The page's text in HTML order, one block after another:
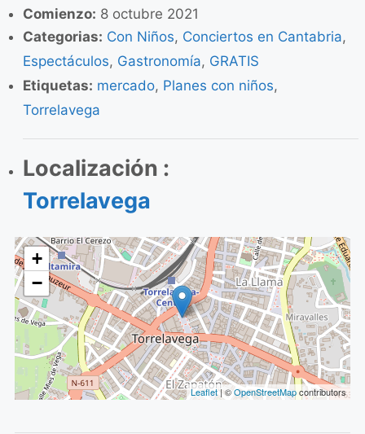
Comienzo: 8 octubre 2021
Categorias: Con Niños, Conciertos en Cantabria,
Espectáculos, Gastronomía, GRATIS
Etiquetas: mercado, Planes con niños,
Torrelavega
Localización :
Torrelavega
+
−
Leaflet| ©OpenStreetMapcontributors